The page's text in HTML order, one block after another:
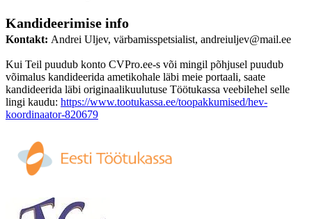
Kandideerimise info
Kontakt: Andrei Uljev, värbamisspetsialist, andreiuljev@mail.ee
Kui Teil puudub konto CVPro.ee-s või mingil põhjusel puudub
võimalus kandideerida ametikohale läbi meie portaali, saate
kandideerida läbi originaalikuulutuse Töötukassa veebilehel selle
lingi kaudu: https://www.tootukassa.ee/toopakkumised/hev-
koordinaator-820679